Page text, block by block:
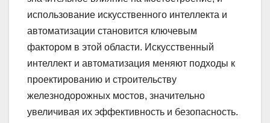
использование искусственного интеллекта и
автоматизации становится ключевым
фактором в этой области. Искусственный
интеллект и автоматизация меняют подходы к
проектированию и строительству
железнодорожных мостов, значительно
увеличивая их эффективность и безопасность.